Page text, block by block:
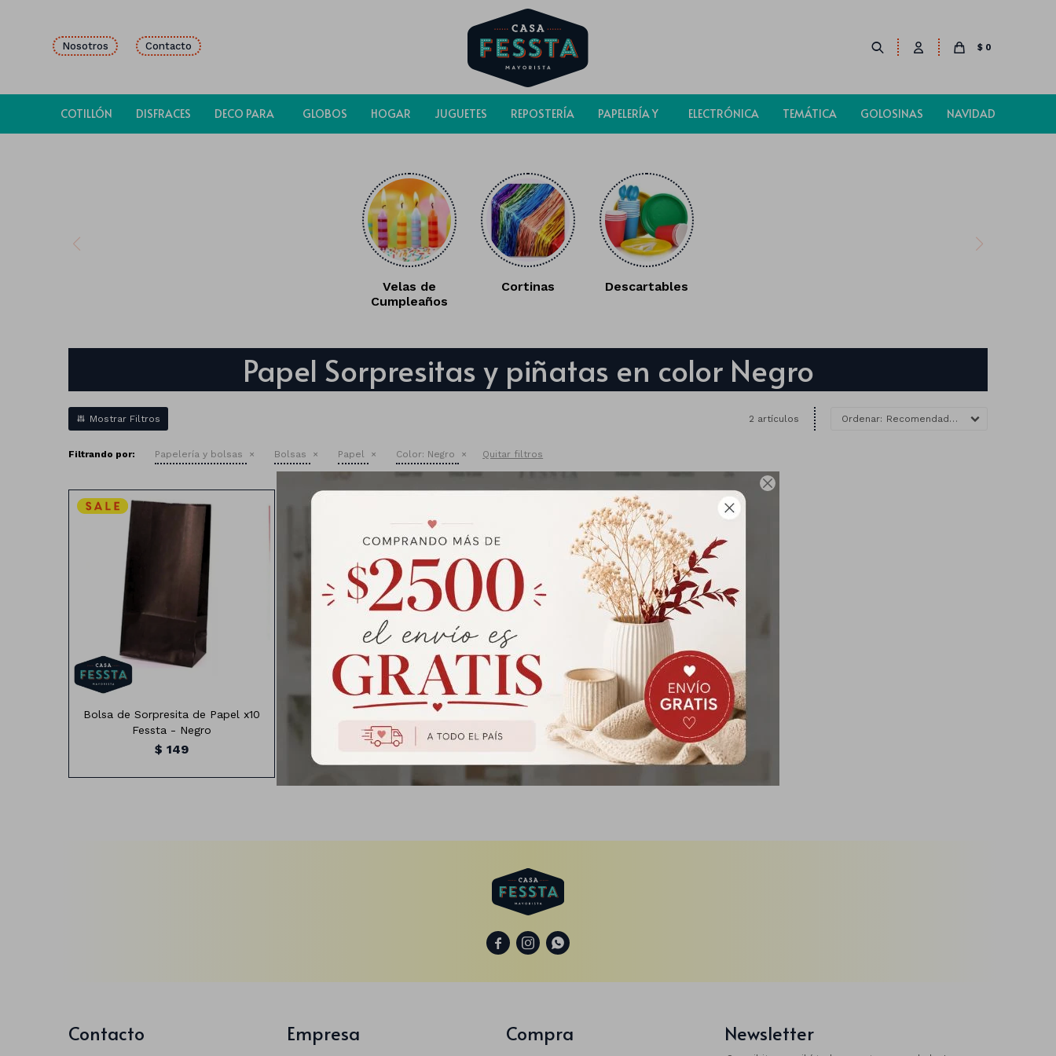

COTILLÓN DISFRACES DECO PARA GLOBOS HOGAR JUGUETES REPOSTERÍA PAPELERÍA Y ELECTRÓNICA TEMÁTICA GOLOSINAS NAVIDAD
$ 0
Nosotros Contacto
Velas de
Cumpleaños
Cortinas Descartables
Papel Sorpresitas y piñatas en color Negro
2 artículos Recomendados
Filtrando por: Papelería y bolsas Bolsas Papel Color: Negro Quitar filtros
Bolsa de papel x10 unidades
Medidas:24cm x 13cm
Bolsa de Sorpresita de Papel x10
Fessta - Negro
$ 149
Caja de Cartón Biodegradable para
Sorpresitas
Varios colores
Medidas:18,5 cm de alto x 15,5 cm de
ancho
Profundidad: 15x9cm
Contiene: 10 Unidades
Caja Biodegradable Para
Sorpresitas x10 und - Negro
$ 223 $
  
Contacto Empresa Compra Newsletter